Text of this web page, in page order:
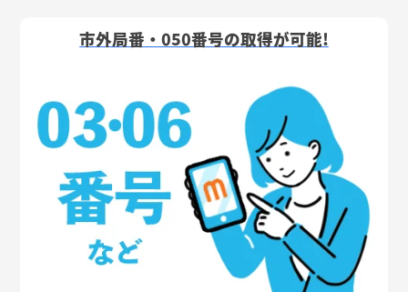
市外局番・050番号の取得が可能!